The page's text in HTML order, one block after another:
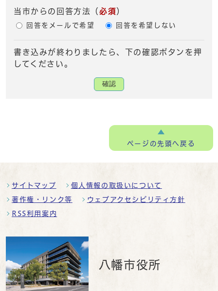
当市からの回答方法 （ 必須）
回答をメールで希望 回答を希望しない
書き込みが終わりましたら、下の確認ボタンを押
してください。
確認
ページの先頭へ戻る
サイトマップ 個人情報の取扱いについて
著作権・リンク等 ウェブアクセシビリティ方針
RSS利用案内
八幡市役所